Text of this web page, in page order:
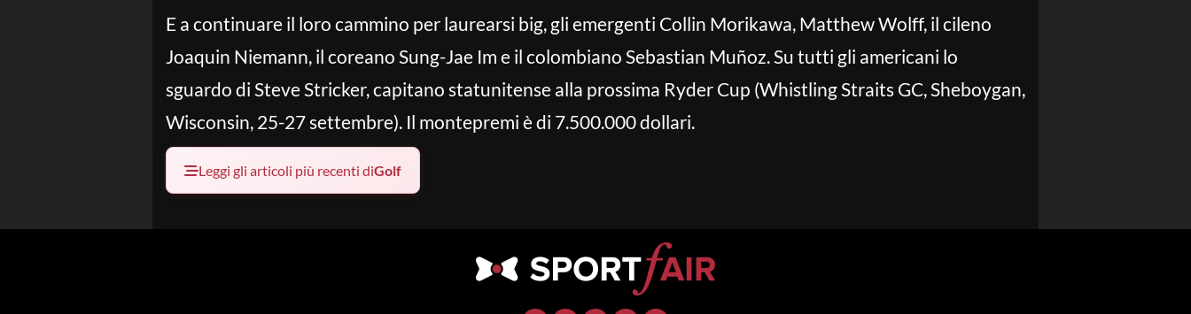
E a continuare il loro cammino per laurearsi big, gli emergenti Collin Morikawa, Matthew Wolff, il cileno
Joaquin Niemann, il coreano Sung-Jae Im e il colombiano Sebastian Muñoz. Su tutti gli americani lo
sguardo di Steve Stricker, capitano statunitense alla prossima Ryder Cup (Whistling Straits GC, Sheboygan,
Wisconsin, 25-27 settembre). Il montepremi è di 7.500.000 dollari.
Leggi gli articoli più recenti diGolf